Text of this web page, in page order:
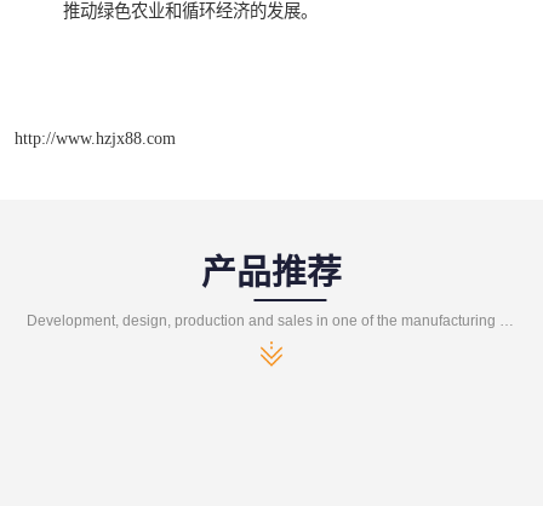
推动绿色农业和循环经济的发展。
http://www.hzjx88.com
产品推荐